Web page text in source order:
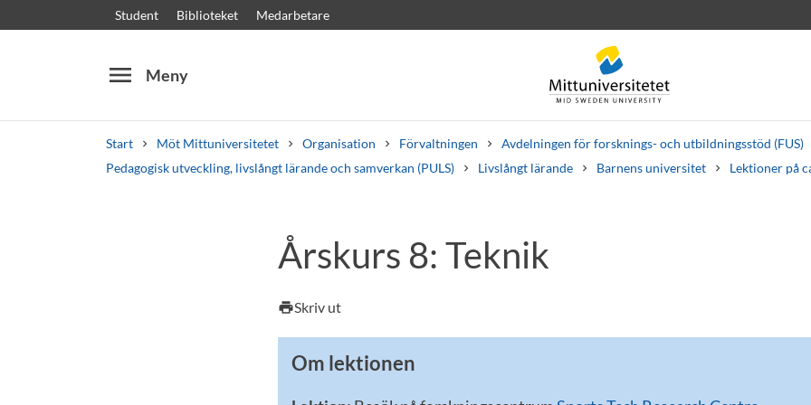
Student Biblioteket Medarbetare
menu Meny
Start Möt Mittuniversitetet Organisation Förvaltningen
Avdelningen för forsknings- och utbildningsstöd (FUS)
Pedagogisk utveckling, livslångt lärande och samverkan (PULS)
Livslångt lärande Barnens universitet Lektioner på
KursplanerVälkomstbrevPersonal Lediga jobb
Årskurs 8: Teknik
printSkriv ut
Om lektionen